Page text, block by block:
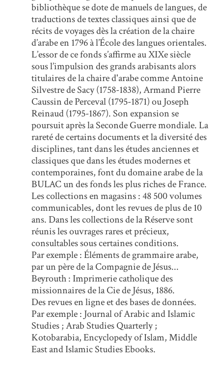
bibliothèque se dote de manuels de langues, de
traductions de textes classiques ainsi que de
récits de voyages dès la création de la chaire
d’arabe en 1796 à l’École des langues orientales.
L’essor de ce fonds s’affirme au XIXe siècle
sous l’impulsion des grands arabisants alors
titulaires de la chaire d'arabe comme Antoine
Silvestre de Sacy (1758-1838), Armand Pierre
Caussin de Perceval (1795-1871) ou Joseph
Reinaud (1795-1867). Son expansion se
poursuit après la Seconde Guerre mondiale. La
rareté de certains documents et la diversité des
disciplines, tant dans les études anciennes et
classiques que dans les études modernes et
contemporaines, font du domaine arabe de la
BULAC un des fonds les plus riches de France.
Les collections en magasins : 48 500 volumes
communicables, dont les revues de plus de 10
ans. Dans les collections de la Réserve sont
réunis les ouvrages rares et précieux,
consultables sous certaines conditions.
Par exemple : Éléments de grammaire arabe,
par un père de la Compagnie de Jésus...
Beyrouth : Imprimerie catholique des
missionnaires de la Cie de Jésus, 1886.
Des revues en ligne et des bases de données.
Par exemple : Journal of Arabic and Islamic
Studies ; Arab Studies Quarterly ;
Kotobarabia, Encyclopedy of Islam, Middle
East and Islamic Studies Ebooks.